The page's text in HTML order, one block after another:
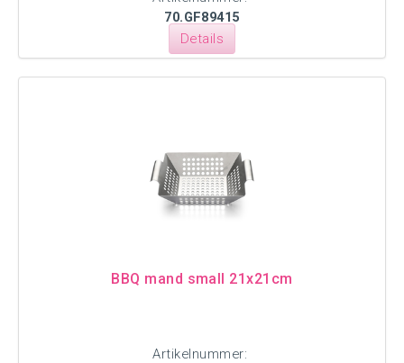
70.GF89415
Details
BBQ mand small 21x21cm
Artikelnummer: